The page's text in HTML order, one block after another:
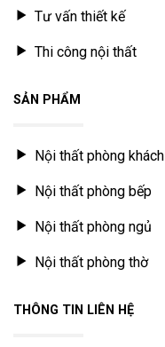
Tư vấn thiết kế
Thi công nội thất
SẢN PHẨM
Nội thất phòng khách
Nội thất phòng bếp
Nội thất phòng ngủ
Nội thất phòng thờ
THÔNG TIN LIÊN HỆ